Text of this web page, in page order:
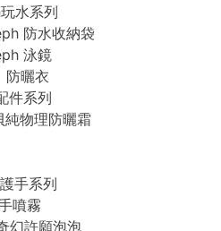
水系列
防水收納袋
泳鏡
防曬衣
件系列
物理防曬霜
手系列
噴霧
幻許願泡泡